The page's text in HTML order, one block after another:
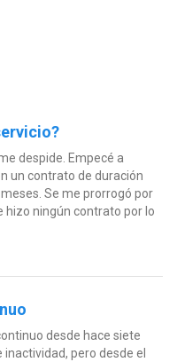
despide. Empecé a
un contrato de duración
Se me prorrogó por
hizo ningún contrato por lo
desde hace siete
pero desde el